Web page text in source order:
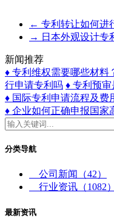
← 专利转让如何进
→ 日本外观设计专
新闻推荐
♦ 专利维权需要哪些材料
行申请专利吗 ♦ 专利预
♦ 国际专利申请流程及费
♦ 企业如何正确申报国家
分类导航
公司新闻
（42）
行业资讯 （1082）
最新资讯